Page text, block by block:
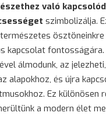
való
szimbolizálja.
kapcsolat fontosságára.
álmodunk, az
alapokhoz, és újra
Ez különösen
a modern élet